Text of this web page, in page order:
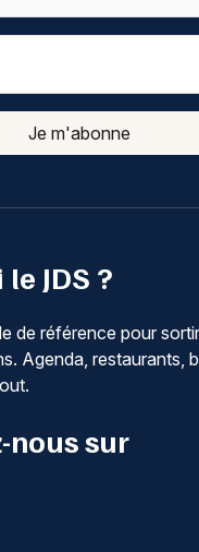
JDS ?
de référence pour
Agenda, restaurants,
nous sur
Je m'abonne